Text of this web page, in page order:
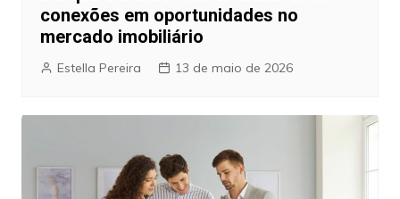
conexões em oportunidades no
mercado imobiliário
Estella Pereira 13 de maio de 2026